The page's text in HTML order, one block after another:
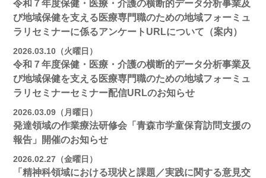
令和７年度保健・医療・介護の横断的データ分析事業及
び地域保健を支える医療専門職のための地域フォーミュ
ラリセミナーに係るアンケートURLについて（案内）
2026.03.10（火曜日）
令和７年度保健・医療・介護の横断的データ分析事業及
び地域保健を支える医療専門職のための地域フォーミュ
ラリセミナーセミナー配信URLのお知らせ
2026.03.09（月曜日）
発達領域の作業療法研修会「青森市学童保育訪問支援の
報告」開催のお知らせ
2026.02.27（金曜日）
「精神科領域における現状と課題／実践に関する意見交